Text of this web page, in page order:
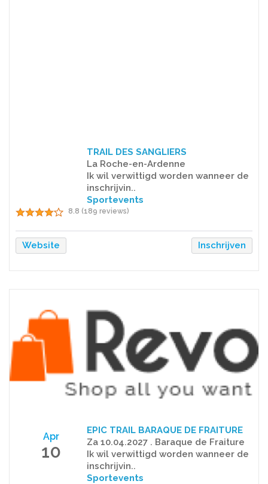
TRAIL DES SANGLIERS
La Roche-en-Ardenne
Ik wil verwittigd worden wanneer de
inschrijvin..
Sportevents
8.8 (189 reviews)
Website Inschrijven
Apr
10
EPIC TRAIL BARAQUE DE FRAITURE
Za 10.04.2027 . Baraque de Fraiture
Ik wil verwittigd worden wanneer de
inschrijvin..
Sportevents